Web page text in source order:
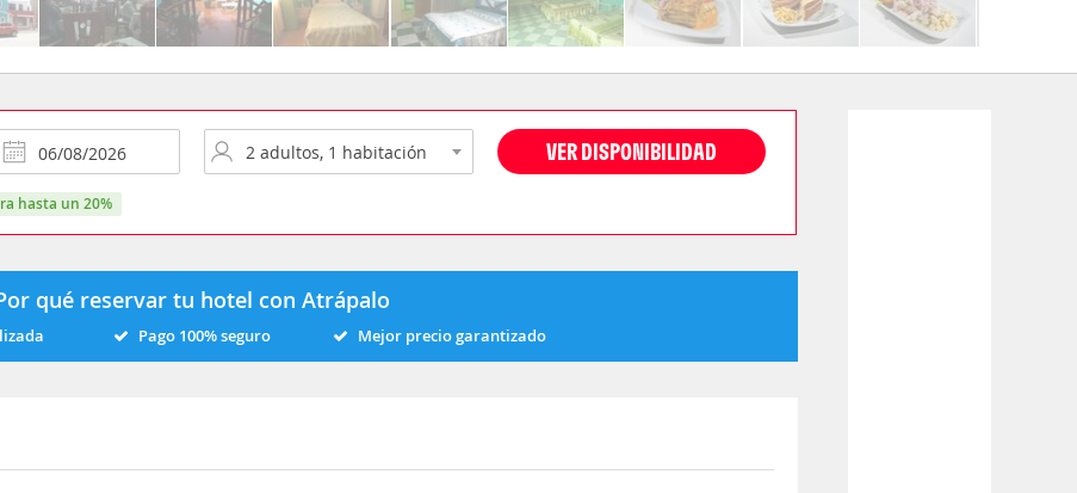
VER DISPONIBILIDAD
hasta un 20%
qué reservar tu hotel con Atrápalo
Pago 100% seguro Mejor precio garantizado